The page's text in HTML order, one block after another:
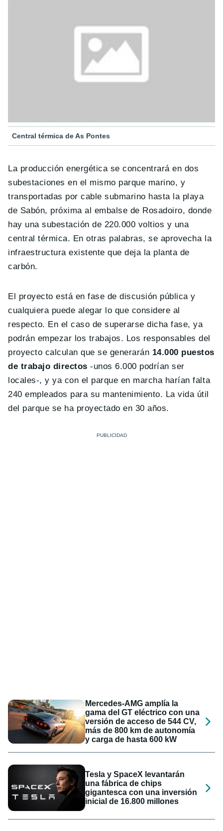
Central térmica de As Pontes
La producción energética se concentrará en dos
subestaciones en el mismo parque marino, y
transportadas por cable submarino hasta la playa
de Sabón, próxima al embalse de Rosadoiro, donde
hay una subestación de 220.000 voltios y una
central térmica. En otras palabras, se aprovecha la
infraestructura existente que deja la planta de
carbón.
El proyecto está en fase de discusión pública y
cualquiera puede alegar lo que considere al
respecto. En el caso de superarse dicha fase, ya
podrán empezar los trabajos. Los responsables del
proyecto calculan que se generarán 14.000 puestos
de trabajo directos -unos 6.000 podrían ser
locales-, y ya con el parque en marcha harían falta
240 empleados para su mantenimiento. La vida útil
del parque se ha proyectado en 30 años.
Mercedes-AMG amplía la
gama del GT eléctrico con una
versión de acceso de 544 CV,
más de 800 km de autonomía
y carga de hasta 600 kW
Tesla y SpaceX levantarán
una fábrica de chips
gigantesca con una inversión
inicial de 16.800 millones